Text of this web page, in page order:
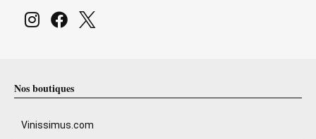
Nos boutiques
Vinissimus.com